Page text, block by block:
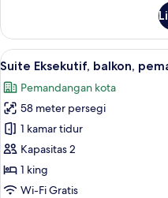
(Two
Rooms)
Kamar
Deluks,
kamar
pemandangan
kolam
renang
(Two
Rooms)
Lihat
semua
foto
untuk
Suite
Eksekutif,
balkon,
pemandangan
6
Suite Eksekutif, balkon,
Pemandangan kota
58 meter persegi
1 kamar tidur
Kapasitas 2
1 king
Wi-Fi Gratis